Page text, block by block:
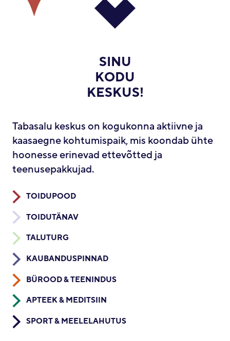
SINU
KODU
KESKUS!
Tabasalu keskus on kogukonna aktiivne ja
kaasaegne kohtumispaik, mis koondab ühte
hoonesse erinevad ettevõtted ja
teenusepakkujad.
TOIDUPOOD
TOIDUTÄNAV
TALUTURG
KAUBANDUSPINNAD
BÜROOD & TEENINDUS
APTEEK & MEDITSIIN
SPORT & MEELELAHUTUS